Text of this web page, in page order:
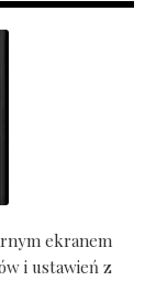
ekranem
i ustawień z